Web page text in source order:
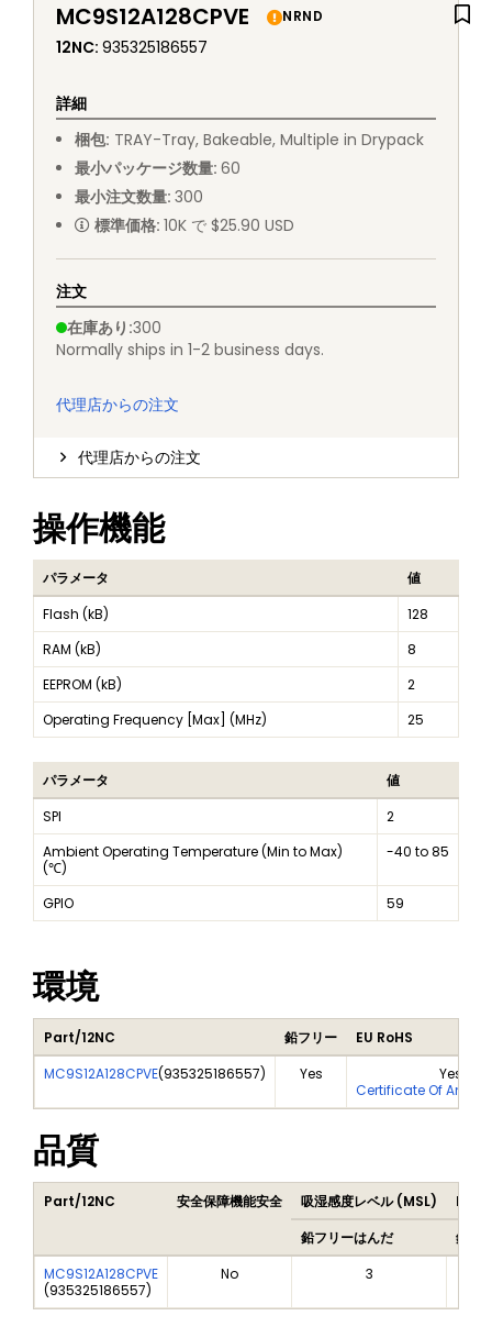
MC9S12A128CPVE NRND
12NC: 935325186557
詳細
梱包: TRAY-Tray, Bakeable, Multiple in Drypack
最小パッケージ数量: 60
最小注文数量: 300
標準価格: 10K で $25.90 USD
注文
在庫あり :300
Normally ships in 1-2 business days.
代理店からの注文
代理店からの注文
操作機能
パラメータ
値
Flash (kB)
128
RAM (kB)
8
EEPROM (kB)
2
Operating Frequency [Max] (MHz)
25
パラメータ
値
SPI
2
Ambient Operating Temperature (Min to Max)
(℃)
-40 to 85
GPIO 59
環境
Part/12NC 鉛フリー
EU RoHS
MC9S12A128CPVE(935325186557) Yes
Yes
Certificate Of
品質
Part/12NC 安全保障機能安全 吸湿感度レベル (MSL)
鉛フリーはんだ
鉛フ
MC9S12A128CPVE
(935325186557)
No 3